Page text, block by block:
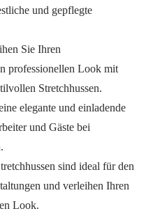
und gepflegte
Sie Ihren
professionellen Look mit
Stretchhussen.
elegante und einladende
und Gäste bei
sind ideal für den
und verleihen Ihren
Look.